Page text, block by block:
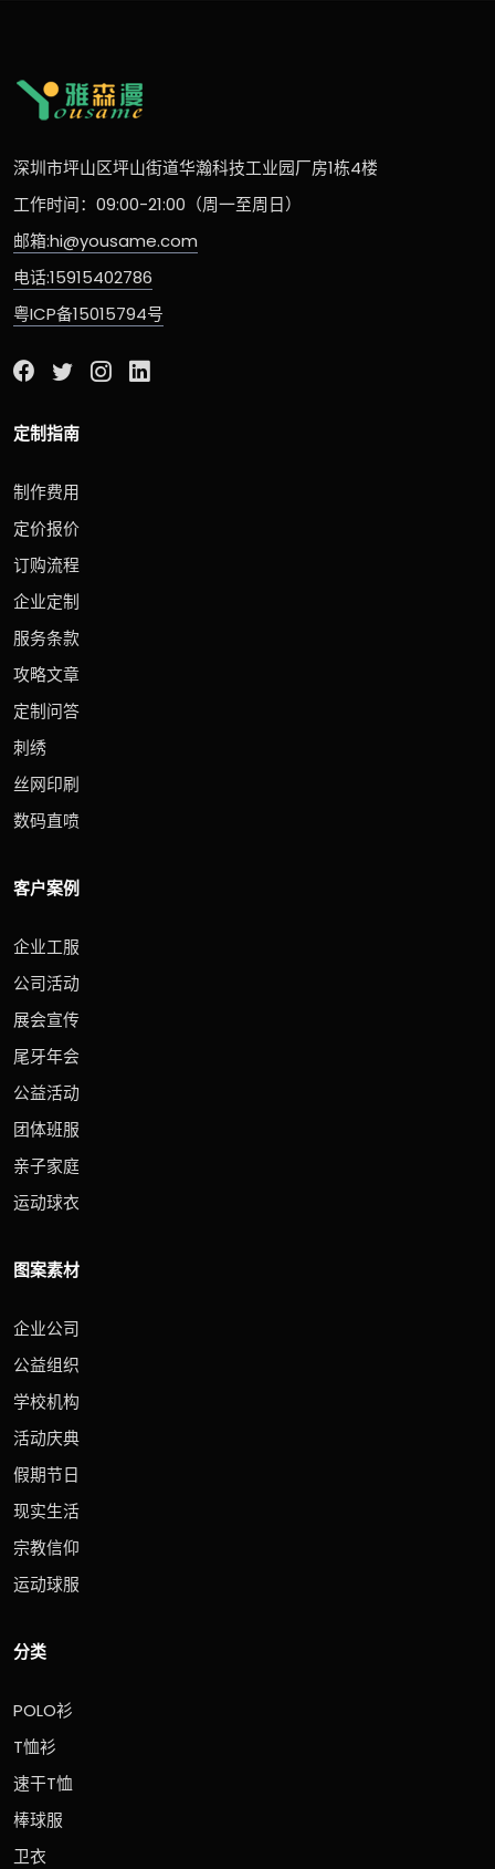
深圳市坪山区坪山街道华瀚科技工业园厂房1栋4楼
工作时间：09:00-21:00（周一至周日）
邮箱:hi@yousame.com
电话:15915402786
粤ICP备15015794号
定制指南
制作费用
定价报价
订购流程
企业定制
服务条款
攻略文章
定制问答
刺绣
丝网印刷
数码直喷
客户案例
企业工服
公司活动
展会宣传
尾牙年会
公益活动
团体班服
亲子家庭
运动球衣
图案素材
企业公司
公益组织
学校机构
活动庆典
假期节日
现实生活
宗教信仰
运动球服
分类
POLO衫
T恤衫
速干T恤
棒球服
卫衣